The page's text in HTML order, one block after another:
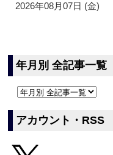
2026年08月07日 (金)
年月別 全記事一覧
アカウント・RSS